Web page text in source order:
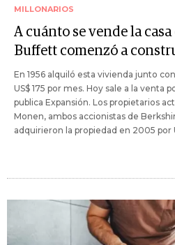
MILLONARIOS
A cuánto se vende la
Buffett comenzó a
En 1956 alquiló esta vivienda junto
US$ 175 por mes. Hoy sale a la venta
publica Expansión. Los propietarios
Monen, ambos accionistas de
adquirieron la propiedad en 2005 por